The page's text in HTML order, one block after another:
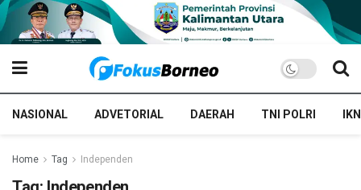
NASIONAL ADVETORIAL DAERAH TNI POLRI IKN
Home Tag Independen